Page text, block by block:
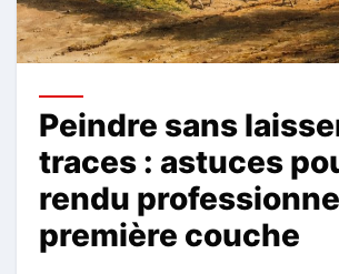
Peindre sans
traces : astuces
rendu
première couche